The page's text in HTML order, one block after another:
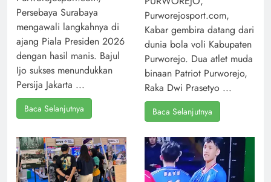
Persebaya Surabaya
mengawali langkahnya di
ajang Piala Presiden 2026
dengan hasil manis. Bajul
Ijo sukses menundukkan
Persija Jakarta ...
Baca Selanjutnya
Purworejosport.com,
Kabar gembira datang dari
dunia bola voli Kabupaten
Purworejo. Dua atlet muda
binaan Patriot Purworejo,
Raka Dwi Prasetyo ...
Baca Selanjutnya